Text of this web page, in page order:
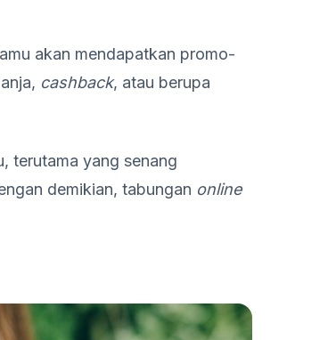
akan mendapatkan promo-
cashback, atau berupa
terutama yang senang
demikian, tabungan online